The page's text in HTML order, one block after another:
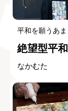
平和を願うあ
絶望型平
なかむた